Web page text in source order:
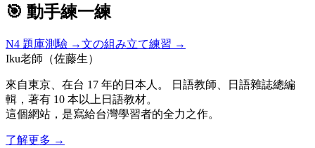
🎯 動手練一練
N4 題庫測驗 →文の組み立て練習 →
Iku老師（佐藤生）
來自東京、在台 17 年的日本人。 日語教師、日語雜誌總編
輯，著有 10 本以上日語教材。
這個網站，是寫給台灣學習者的全力之作。
了解更多 →